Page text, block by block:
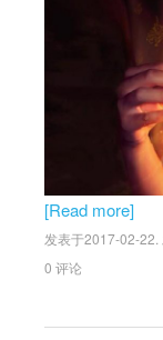
[Read more]
发表于2017-02-22
0 评论